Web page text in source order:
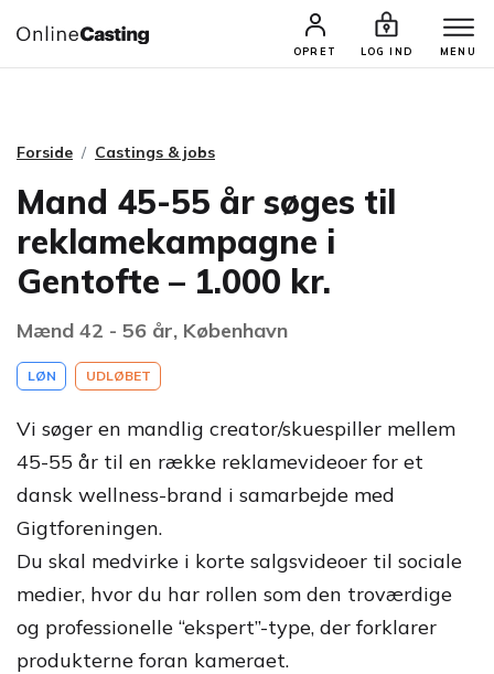
OPRET LOG IND MENU
CASTINGS & JOBS SØG PROFIL
Forside Castings & jobs
Mand 45-55 år søges til
reklamekampagne i
Gentofte – 1.000 kr.
Mænd 42 - 56 år, København
LØN UDLØBET
Vi søger en mandlig creator/skuespiller mellem
45-55 år til en række reklamevideoer for et
dansk wellness-brand i samarbejde med
Gigtforeningen.
Du skal medvirke i korte salgsvideoer til sociale
medier, hvor du har rollen som den troværdige
og professionelle “ekspert”-type, der forklarer
produkterne foran kameraet.